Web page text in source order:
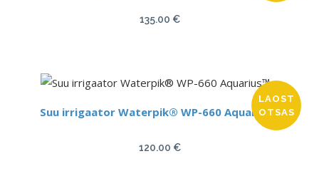
135.00 €
LAOST
OTSAS
Suu irrigaator Waterpik® WP-660 Aquarius™
120.00 €